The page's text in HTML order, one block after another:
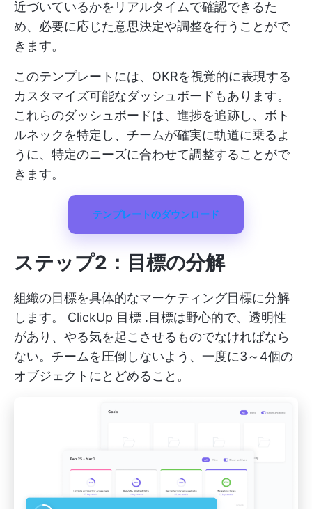
近づいているかをリアルタイムで確認できるた
め、必要に応じた意思決定や調整を行うことがで
きます。
このテンプレートには、OKRを視覚的に表現する
カスタマイズ可能なダッシュボードもあります。
これらのダッシュボードは、進捗を追跡し、ボト
ルネックを特定し、チームが確実に軌道に乗るよ
うに、特定のニーズに合わせて調整することがで
きます。
テンプレートのダウンロード
ステップ2：目標の分解
組織の目標を具体的なマーケティング目標に分解
します。 ClickUp 目標 .目標は野心的で、透明性
があり、やる気を起こさせるものでなければなら
ない。チームを圧倒しないよう、一度に3～4個の
オブジェクトにとどめること。